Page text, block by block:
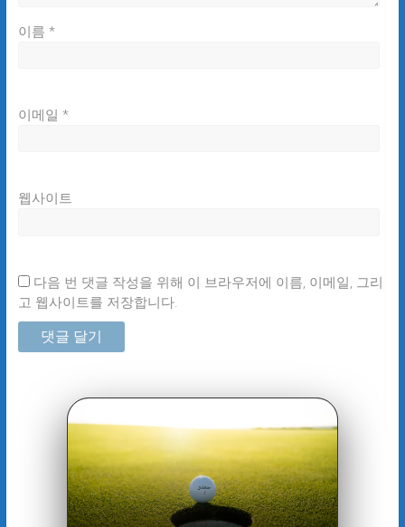
이름 *
이메일 *
웹사이트
다음 번 댓글 작성을 위해 이 브라우저에 이름, 이메일, 그리
고 웹사이트를 저장합니다.